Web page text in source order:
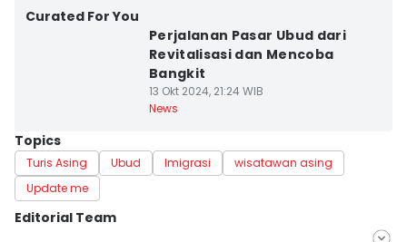
Curated For You
Perjalanan Pasar Ubud dari
Revitalisasi dan Mencoba
Bangkit
13 Okt 2024, 21:24 WIB
News
Topics
Turis Asing Ubud Imigrasi
wisatawan asing
Update me
Editorial Team